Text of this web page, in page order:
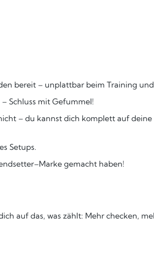
bereit – unplattbar beim Training
Schluss mit Gefummel!
– du kannst dich komplett auf deine
Setups.
gemacht haben!
auf das, was zählt: Mehr checken,